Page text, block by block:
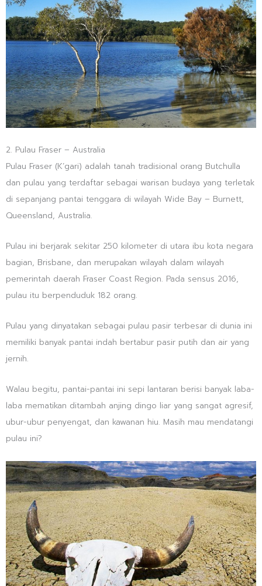
2. Pulau Fraser – Australia
Pulau Fraser (K’gari) adalah tanah tradisional orang Butchulla
dan pulau yang terdaftar sebagai warisan budaya yang terletak
di sepanjang pantai tenggara di wilayah Wide Bay – Burnett,
Queensland, Australia.
Pulau ini berjarak sekitar 250 kilometer di utara ibu kota negara
bagian, Brisbane, dan merupakan wilayah dalam wilayah
pemerintah daerah Fraser Coast Region. Pada sensus 2016,
pulau itu berpenduduk 182 orang.
Pulau yang dinyatakan sebagai pulau pasir terbesar di dunia ini
memiliki banyak pantai indah bertabur pasir putih dan air yang
jernih.
Walau begitu, pantai-pantai ini sepi lantaran berisi banyak laba-
laba mematikan ditambah anjing dingo liar yang sangat agresif,
ubur-ubur penyengat, dan kawanan hiu. Masih mau mendatangi
pulau ini?